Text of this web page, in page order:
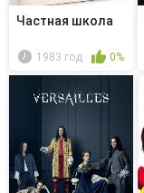
Частная школа
1983 год 0%